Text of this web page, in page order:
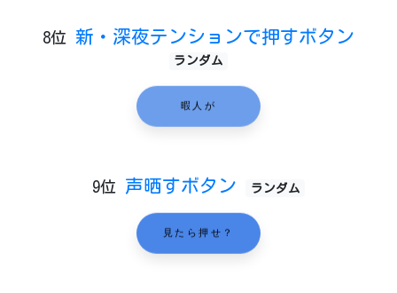
8位 新・深夜テンションで押すボタン
ランダム
暇人が
9位 声晒すボタン ランダム
見たら押せ？